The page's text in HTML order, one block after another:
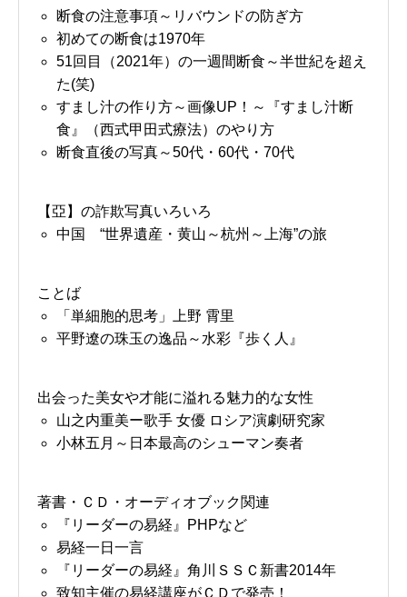
断食の注意事項～リバウンドの防ぎ方
初めての断食は1970年
51回目（2021年）の一週間断食～半世紀を超え
た(笑)
すまし汁の作り方～画像UP！～『すまし汁断
食』（西式甲田式療法）のやり方
断食直後の写真～50代・60代・70代
【亞】の詐欺写真いろいろ
中国 “世界遺産・黄山～杭州～上海”の旅
ことば
「単細胞的思考」上野 霄里
平野遼の珠玉の逸品～水彩『歩く人』
出会った美女や才能に溢れる魅力的な女性
山之内重美ー歌手 女優 ロシア演劇研究家
小林五月～日本最高のシューマン奏者
著書・ＣＤ・オーディオブック関連
『リーダーの易経』PHPなど
易経一日一言
『リーダーの易経』角川ＳＳＣ新書2014年
致知主催の易経講座がＣＤで発売！